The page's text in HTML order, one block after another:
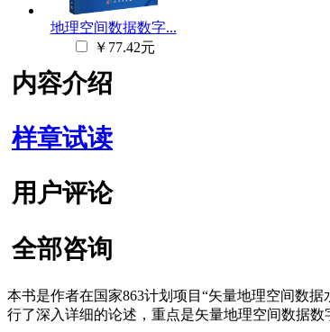
地理空间数据数字...
￥77.42元
内容介绍
样章试读
用户评论
全部咨询
本书是作者在国家863计划项目“矢量地理空间数
行了深入详细的论述，重点是矢量地理空间数据